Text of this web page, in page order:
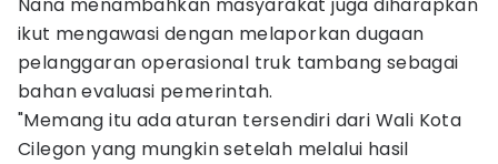
ikut mengawasi dengan melaporkan dugaan
pelanggaran operasional truk tambang sebagai
bahan evaluasi pemerintah.
"Memang itu ada aturan tersendiri dari Wali Kota
Cilegon yang mungkin setelah melalui hasil